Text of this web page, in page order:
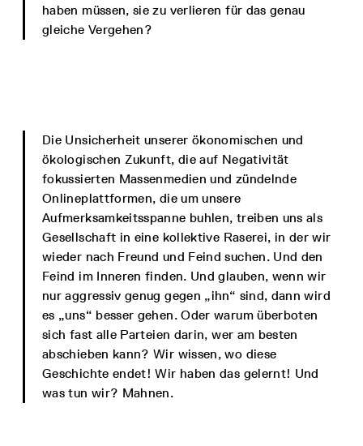
haben müssen, sie zu verlieren für das genau
gleiche Vergehen?
Die Unsicherheit unserer ökonomischen und
ökologischen Zukunft, die auf Negativität
fokussierten Massenmedien und zündelnde
Onlineplattformen, die um unsere
Aufmerksamkeitsspanne buhlen, treiben uns als
Gesellschaft in eine kollektive Raserei, in der wir
wieder nach Freund und Feind suchen. Und den
Feind im Inneren finden. Und glauben, wenn wir
nur aggressiv genug gegen „ihn“ sind, dann wird
es „uns“ besser gehen. Oder warum überboten
sich fast alle Parteien darin, wer am besten
abschieben kann? Wir wissen, wo diese
Geschichte endet! Wir haben das gelernt! Und
was tun wir? Mahnen.